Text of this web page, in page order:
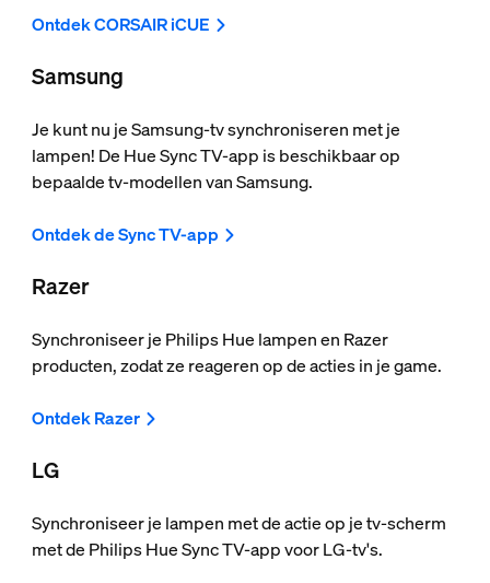
Ontdek CORSAIR iCUE
Samsung
Je kunt nu je Samsung-tv synchroniseren met je
lampen! De Hue Sync TV-app is beschikbaar op
bepaalde tv-modellen van Samsung.
Ontdek de Sync TV-app
Razer
Synchroniseer je Philips Hue lampen en Razer
producten, zodat ze reageren op de acties in je game.
Ontdek Razer
LG
Synchroniseer je lampen met de actie op je tv-scherm
met de Philips Hue Sync TV-app voor LG-tv's.